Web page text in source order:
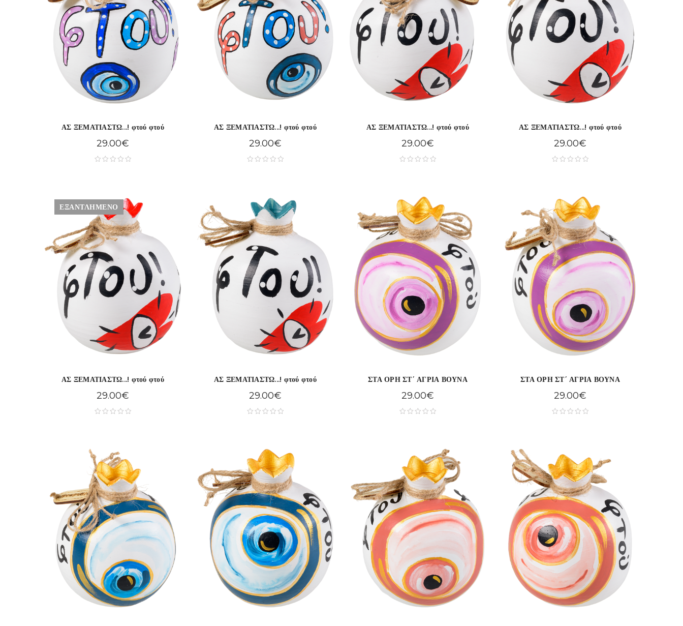
ΑΣ ΞΕΜΑΤΙΑΣΤΩ...! φτού φτού
29.00€
ΑΣ ΞΕΜΑΤΙΑΣΤΩ...! φτού φτού
29.00€
ΑΣ ΞΕΜΑΤΙΑΣΤΩ...! φτού φτού
29.00€
ΑΣ ΞΕΜΑΤΙΑΣΤΩ...! φτού φτού
29.00€
ΕΞΑΝΤΛΗΜΈΝΟ
ΑΣ ΞΕΜΑΤΙΑΣΤΩ...! φτού φτού
29.00€
ΑΣ ΞΕΜΑΤΙΑΣΤΩ...! φτού φτού
29.00€
ΣΤΑ ΟΡΗ ΣΤ΄ ΑΓΡΙΑ ΒΟΥΝΑ
29.00€
ΣΤΑ ΟΡΗ ΣΤ΄ ΑΓΡΙΑ ΒΟΥΝΑ
29.00€